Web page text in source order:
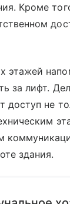
Кроме
этажей
за лифт.
доступ не
здания.